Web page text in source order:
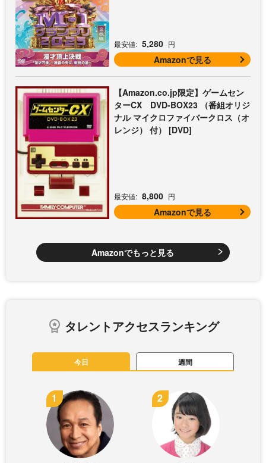
最安値: 5,280 円
Amazonで見る
【Amazon.co.jp限定】ゲームセン
ターCX DVD-BOX23 （番組オリジ
ナル マイクロファイバークロス（オ
レンジ） 付） [DVD]
最安値: 8,800 円
Amazonで見る
Amazonでもっと見る
タレントアクセスランキング
今日 週間